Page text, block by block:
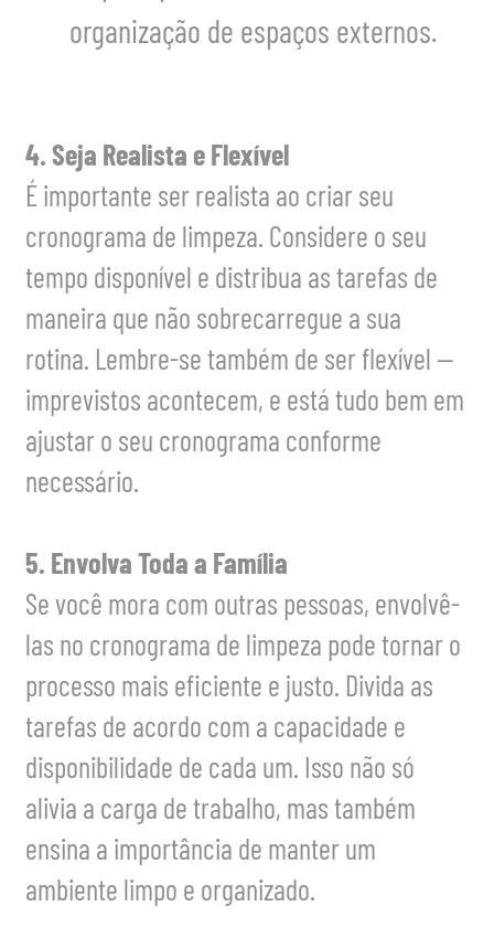
organização de espaços externos.
4. Seja Realista e Flexível
É importante ser realista ao criar seu
cronograma de limpeza. Considere o seu
tempo disponível e distribua as tarefas de
maneira que não sobrecarregue a sua
rotina. Lembre-se também de ser flexível —
imprevistos acontecem, e está tudo bem em
ajustar o seu cronograma conforme
necessário.
5. Envolva Toda a Família
Se você mora com outras pessoas, envolvê-
las no cronograma de limpeza pode tornar o
processo mais eficiente e justo. Divida as
tarefas de acordo com a capacidade e
disponibilidade de cada um. Isso não só
alivia a carga de trabalho, mas também
ensina a importância de manter um
ambiente limpo e organizado.